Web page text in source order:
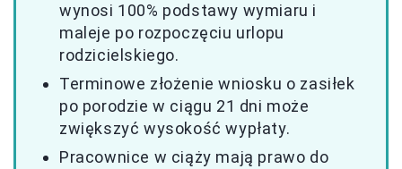
wynosi 100% podstawy wymiaru i
maleje po rozpoczęciu urlopu
rodzicielskiego.
Terminowe złożenie wniosku o zasiłek
po porodzie w ciągu 21 dni może
zwiększyć wysokość wypłaty.
Pracownice w ciąży mają prawo do